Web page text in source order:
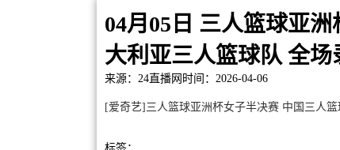
04月05日 三人篮球亚
大利亚三人篮球队 全场
来源：24直播网 时间：2026-04-06
[爱奇艺]三人篮球亚洲杯女子半决赛 中国三人